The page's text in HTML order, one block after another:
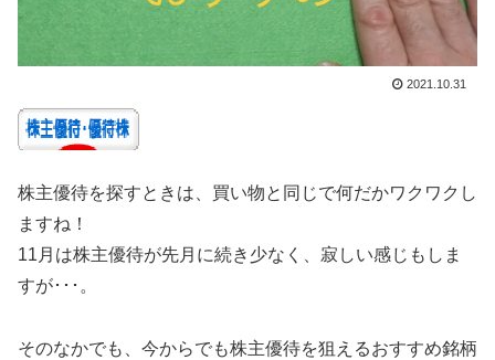
2021.10.31
株主優待を探すときは、買い物と同じで何だかワクワクし
ますね！
11月は株主優待が先月に続き少なく、寂しい感じもしま
すが･･･。
そのなかでも、今からでも株主優待を狙えるおすすめ銘柄